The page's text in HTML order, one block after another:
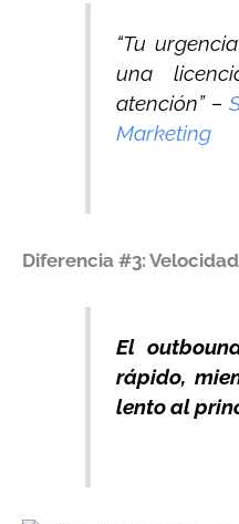
“Tu
una
atención” –
Marketing
Diferencia #3: Velocidad
El
rápido,
lento al